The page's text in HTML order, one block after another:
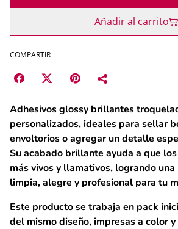
Añadir al carrito
COMPARTIR
Adhesivos glossy brillantes
personalizados,ideales para sellar
envoltorios o agregar un detalle
Su acabado brillante ayuda a que
más vivos y llamativos, logrando
limpia, alegre y profesional para tu
Este producto se trabaja en pack
del mismo diseño, impresas a color